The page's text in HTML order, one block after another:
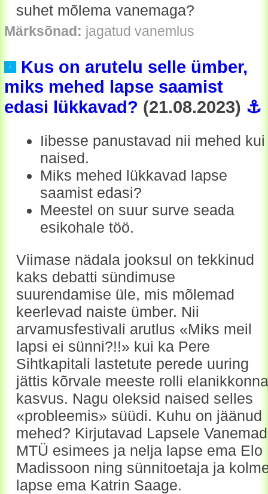
suhet mõlema vanemaga?
Märksõnad: jagatud vanemlus
Kus on arutelu selle ümber,
miks mehed lapse saamist
edasi lükkavad? (21.08.2023) ⚓
Iibesse panustavad nii mehed kui
naised.
Miks mehed lükkavad lapse
saamist edasi?
Meestel on suur surve seada
esikohale töö.
Viimase nädala jooksul on tekkinud
kaks debatti sündimuse
suurendamise üle, mis mõlemad
keerlevad naiste ümber. Nii
arvamusfestivali arutlus «Miks meil
lapsi ei sünni?!!» kui ka Pere
Sihtkapitali lastetute perede uuring
jättis kõrvale meeste rolli elanikkonna
kasvus. Nagu oleksid naised selles
«probleemis» süüdi. Kuhu on jäänud
mehed? Kirjutavad Lapsele Vanemad
MTÜ esimees ja nelja lapse ema Elo
Madissoon ning sünnitoetaja ja
lapse ema Katrin Saage.